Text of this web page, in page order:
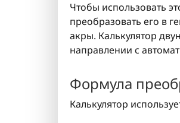
Чтобы использовать
преобразовать его в
акры. Калькулятор
направлении с
Формула
Калькулятор